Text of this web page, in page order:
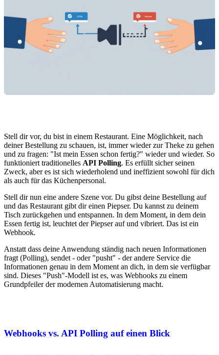
Stell dir vor, du bist in einem Restaurant. Eine Möglichkeit, nach
deiner Bestellung zu schauen, ist, immer wieder zur Theke zu gehen
und zu fragen: "Ist mein Essen schon fertig?" wieder und wieder. So
funktioniert traditionelles API Polling. Es erfüllt sicher seinen
Zweck, aber es ist sich wiederholend und ineffizient sowohl für dich
als auch für das Küchenpersonal.
Stell dir nun eine andere Szene vor. Du gibst deine Bestellung auf
und das Restaurant gibt dir einen Piepser. Du kannst zu deinem
Tisch zurückgehen und entspannen. In dem Moment, in dem dein
Essen fertig ist, leuchtet der Piepser auf und vibriert. Das ist ein
Webhook.
Anstatt dass deine Anwendung ständig nach neuen Informationen
fragt (Polling), sendet - oder "pusht" - der andere Service die
Informationen genau in dem Moment an dich, in dem sie verfügbar
sind. Dieses "Push"-Modell ist es, was Webhooks zu einem
Grundpfeiler der modernen Automatisierung macht.
Webhooks vs. API Polling auf einen Blick